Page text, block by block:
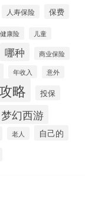
人寿保险 保费
健康险 儿童
哪种
商业保险
年收入 意外
略 投保
梦幻西游
老人 自己的